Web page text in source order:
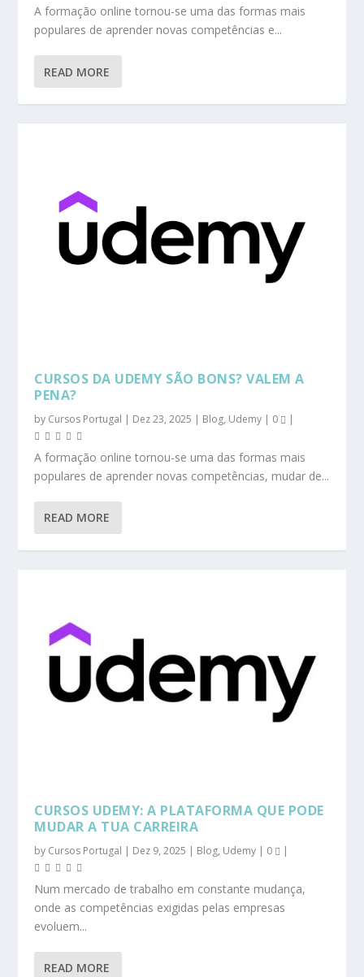
A formação online tornou-se uma das formas mais
populares de aprender novas competências e...
READ MORE
CURSOS DA UDEMY SÃO BONS? VALEM A
PENA?
by Cursos Portugal | Dez 23, 2025 | Blog, Udemy | 0 |
A formação online tornou-se uma das formas mais
populares de aprender novas competências, mudar de...
READ MORE
CURSOS UDEMY: A PLATAFORMA QUE PODE
MUDAR A TUA CARREIRA
by Cursos Portugal | Dez 9, 2025 | Blog, Udemy | 0 |
Num mercado de trabalho em constante mudança,
onde as competências exigidas pelas empresas
evoluem...
READ MORE